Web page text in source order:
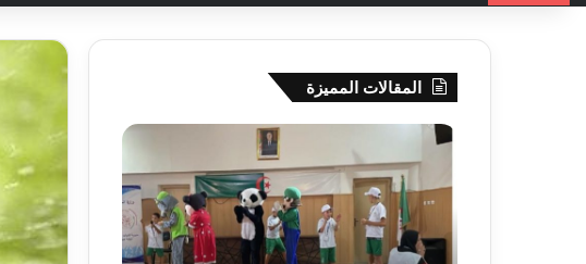
المقالات المميزة
جيجل:
انطلاق
المخيم
لفائدة
2026-08-03